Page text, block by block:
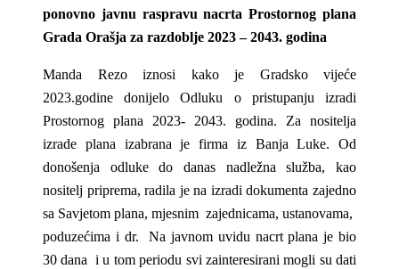
ponovno javnu raspravu nacrta Prostornog plana
Grada Orašja za razdoblje 2023 – 2043. godina
Manda Rezo iznosi kako je Gradsko vijeće
2023.godine donijelo Odluku o pristupanju izradi
Prostornog plana 2023- 2043. godina. Za nositelja
izrade plana izabrana je firma iz Banja Luke. Od
donošenja odluke do danas nadležna služba, kao
nositelj priprema, radila je na izradi dokumenta zajedno
sa Savjetom plana, mjesnim zajednicama, ustanovama,
poduzećima i dr. Na javnom uvidu nacrt plana je bio
30 dana i u tom periodu svi zainteresirani mogli su dati